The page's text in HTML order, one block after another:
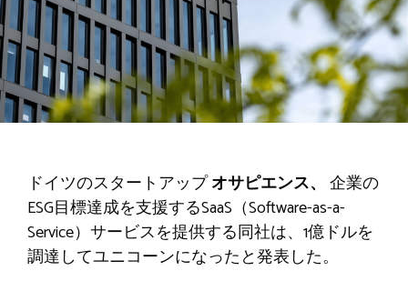
ドイツのスタートアップオサピエンス、 企業の
ESG目標達成を支援するSaaS（Software-as-a-
Service）サービスを提供する同社は、1億ドルを
調達してユニコーンになったと発表した。